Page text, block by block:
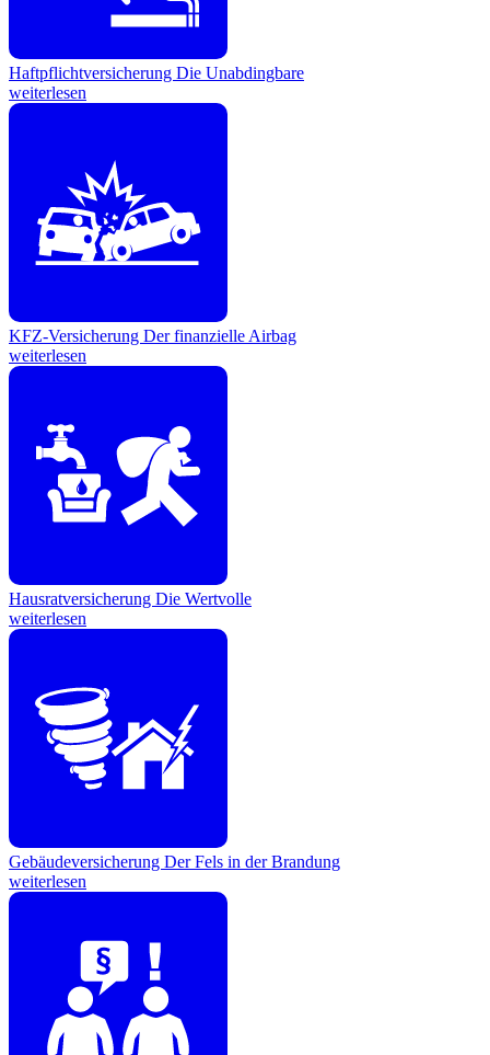
Haftpflichtversicherung Die Unabdingbare
weiterlesen
KFZ-Versicherung Der finanzielle Airbag
weiterlesen
Hausratversicherung Die Wertvolle
weiterlesen
Gebäudeversicherung Der Fels in der Brandung
weiterlesen